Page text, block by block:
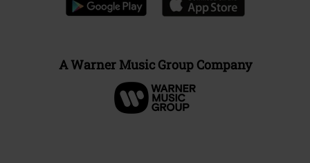
A Warner Music Group Company